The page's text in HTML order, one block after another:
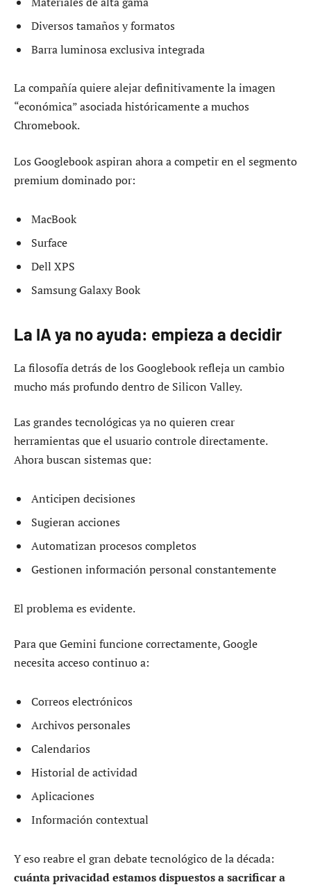
Diversos tamaños y formatos
Barra luminosa exclusiva integrada
La compañía quiere alejar definitivamente la imagen
“económica” asociada históricamente a muchos
Chromebook.
Los Googlebook aspiran ahora a competir en el segmento
premium dominado por:
MacBook
Surface
Dell XPS
Samsung Galaxy Book
La IA ya no ayuda: empieza a decidir
La filosofía detrás de los Googlebook refleja un cambio
mucho más profundo dentro de Silicon Valley.
Las grandes tecnológicas ya no quieren crear
herramientas que el usuario controle directamente.
Ahora buscan sistemas que:
Anticipen decisiones
Sugieran acciones
Automatizan procesos completos
Gestionen información personal constantemente
El problema es evidente.
Para que Gemini funcione correctamente, Google
necesita acceso continuo a:
Correos electrónicos
Archivos personales
Calendarios
Historial de actividad
Aplicaciones
Información contextual
Y eso reabre el gran debate tecnológico de la década:
cuánta privacidad estamos dispuestos a sacrificar a